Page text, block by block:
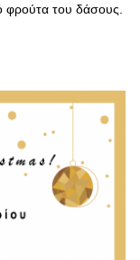
φρούτα του δάσους.